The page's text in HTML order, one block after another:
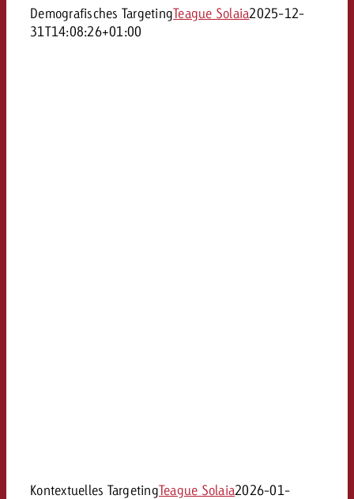
Demografisches TargetingTeague Solaia2025-12-
31T14:08:26+01:00
Kontextuelles TargetingTeague Solaia2026-01-